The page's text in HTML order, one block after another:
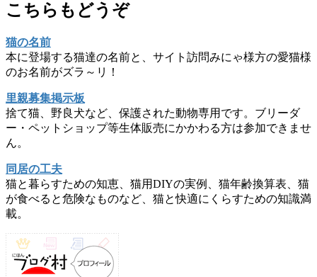
こちらもどうぞ
猫の名前
本に登場する猫達の名前と、サイト訪問みにゃ様方の愛猫様
のお名前がズラ～リ！
里親募集掲示板
捨て猫、野良犬など、保護された動物専用です。ブリーダ
ー・ペットショップ等生体販売にかかわる方は参加できませ
ん。
同居の工夫
猫と暮らすための知恵、猫用DIYの実例、猫年齢換算表、猫
が食べると危険なものなど、猫と快適にくらすための知識満
載。